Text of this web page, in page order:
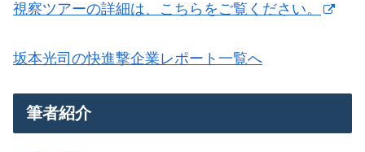
視察ツアーの詳細は、こちらをご覧ください。
坂本光司の快進撃企業レポート一覧へ
筆者紹介